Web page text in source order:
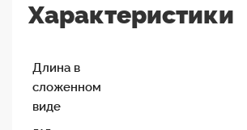
размером при студийном
Стандартная тележка для RT30B /
RT50B / RT50, oборудована
Характеристики
Длина в
сложенном
виде